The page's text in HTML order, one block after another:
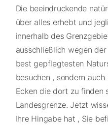
Die beeindruckende
über alles erhebt und
innerhalb des
ausschließlich wegen
best gepflegtesten
besuchen , sondern
Ecken die dort zu finden
Landesgrenze. Jetzt
Ihre Hingabe hat , Sie